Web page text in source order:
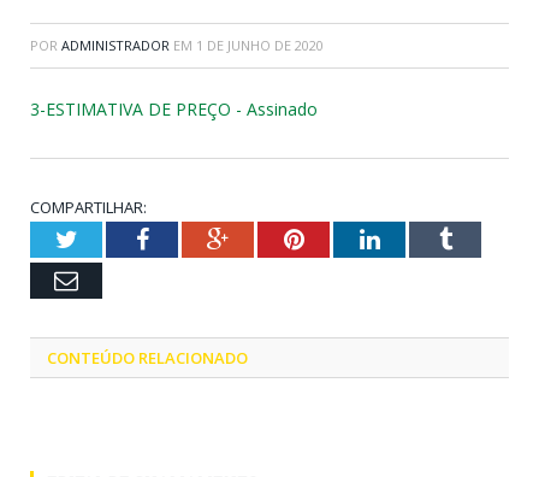
POR ADMINISTRADOR EM 1 DE JUNHO DE 2020
3-ESTIMATIVA DE PREÇO - Assinado
COMPARTILHAR:
TwitterFacebookGoogle+PinterestLinkedInTumblr
Email
CONTEÚDO RELACIONADO